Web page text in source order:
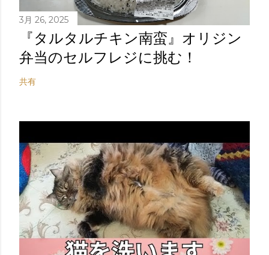
3月 26, 2025
『タルタルチキン南蛮』オリジン
弁当のセルフレジに挑む！
共有